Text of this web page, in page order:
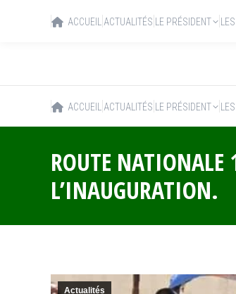
ACCUEIL ACTUALITÉS LE PRÉSIDENT
ROUTE NATIONALE
L’INAUGURATION.
Actualités
ACCUEIL ACTUALITÉS LE PRÉSIDENT